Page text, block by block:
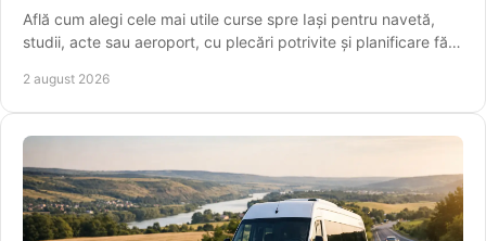
Află cum alegi cele mai utile curse spre Iași pentru navetă,
studii, acte sau aeroport, cu plecări potrivite și planificare fără
2 august 2026